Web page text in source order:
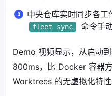
中央仓库实时同步各
fleet sync 命令手
Demo 视频显示，从启动
800ms，比 Docker 容器
Worktrees 的无虚拟化特性